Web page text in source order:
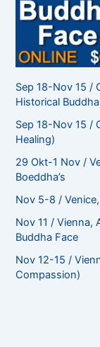
Sep 18-Nov 15 /
Historical
Sep 18-Nov 15 /
Healing)
29 Okt-1 Nov /
Boeddha’s
Nov 5-8 /
Nov 11 / Vienna,
Buddha Face
Nov 12-15 /
Compassion)